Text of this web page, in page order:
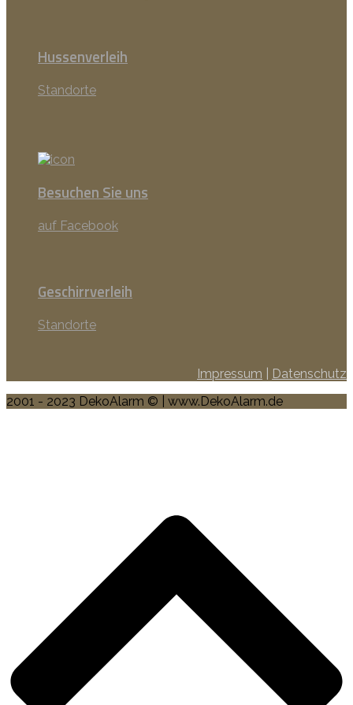
Hussenverleih
Standorte
Besuchen Sie uns
auf Facebook
Geschirrverleih
Standorte
Impressum
Datenschutz
2001 - 2023 DekoAlarm © | www.DekoAlarm.de